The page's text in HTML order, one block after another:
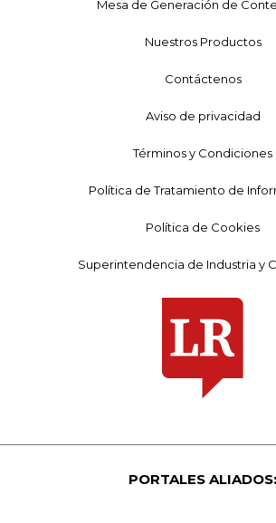
Mesa de Generación de
Nuestros Productos
Contáctenos
Aviso de privacidad
Términos y Condiciones
Política de Tratamiento de
Política de Cookies
Superintendencia de Industria y
PORTALES ALIADOS: